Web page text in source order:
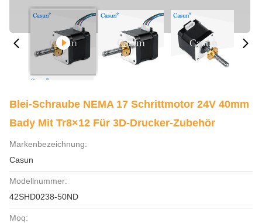
Blei-Schraube NEMA 17 Schrittmotor 24V 40mm
Bady Mit Tr8×12 Für 3D-Drucker-Zubehör
Markenbezeichnung:
Casun
Modellnummer:
42SHD0238-50ND
Moq: